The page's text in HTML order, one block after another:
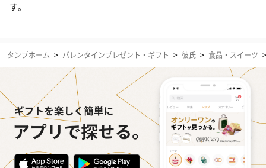
す。
タンプホーム > バレンタインプレゼント・ギフト > 彼氏 > 食品・スイーツ